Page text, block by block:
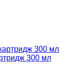
300 мл